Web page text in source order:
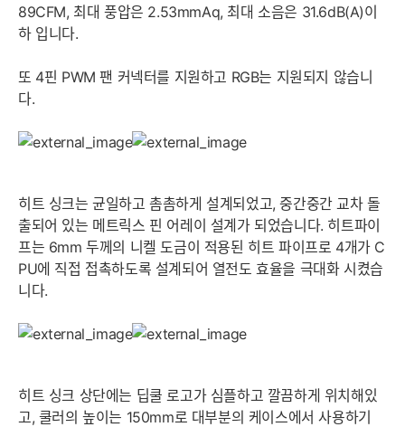
89CFM, 최대 풍압은 2.53mmAq, 최대 소음은 31.6dB(A)이
하 입니다.
또 4핀 PWM 팬 커넥터를 지원하고 RGB는 지원되지 않습니
다.
히트 싱크는 균일하고 촘촘하게 설계되었고, 중간중간 교차 돌
출되어 있는 메트릭스 핀 어레이 설계가 되었습니다. 히트파이
프는 6mm 두께의 니켈 도금이 적용된 히트 파이프로 4개가 C
PU에 직접 접촉하도록 설계되어 열전도 효율을 극대화 시켰습
니다.
히트 싱크 상단에는 딥쿨 로고가 심플하고 깔끔하게 위치해있
고, 쿨러의 높이는 150mm로 대부분의 케이스에서 사용하기